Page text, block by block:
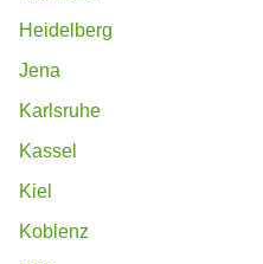
Heidelberg
Jena
Karlsruhe
Kassel
Kiel
Koblenz